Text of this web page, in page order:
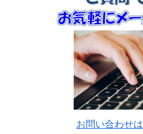
お問い合わせ